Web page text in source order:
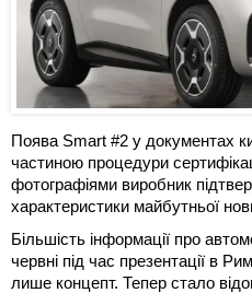
Поява Smart #2 у документах
частиною процедури
фотографіями виробник
характеристики майбутньої
Більшість інформації про
червні під час презентації в
лише концепт. Тепер стало